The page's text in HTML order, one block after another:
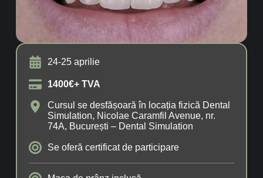
24-25 aprilie
1400€+ TVA
Cursul se desfășoară în locația fizică Dental
Simulation, Nicolae Caramfil Avenue, nr.
74A, București – Dental Simulation
Se oferă certificat de participare